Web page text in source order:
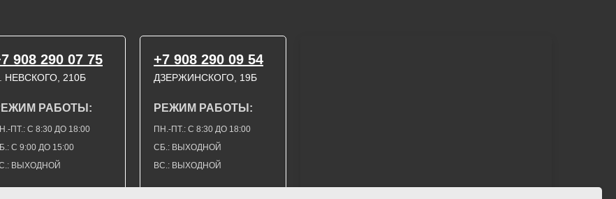
ДЗЕРЖИНСКОГО, 19Б
ВЫХОДНОЙ
С 9:00 ДО 15:00
ПТ.: С 8:30 ДО 18:00
НЕВСКОГО, 210Б
+7 908 290 09 54
РАБОТЫ:
ВС.: ВЫХОДНОЙ
СБ.: ВЫХОДНОЙ
ПН.-ПТ.: С 8:30 ДО 18:00
РЕЖИМ РАБОТЫ:
908 290 07 75